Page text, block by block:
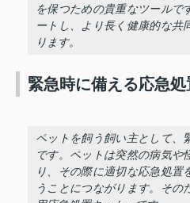
を保つための貴重なツールで
ートし、より長く健康的な共
ります。
緊急時に備える応急処
ペットを飼う飼い主として、
です。ペットは突然の病気や
り、その際に適切な応急処置
うことにつながります。その